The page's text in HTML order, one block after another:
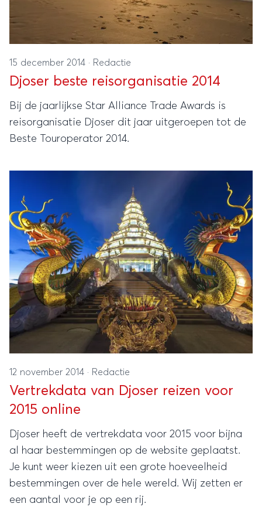
15 december 2014 · Redactie
Djoser beste reisorganisatie 2014
Bij de jaarlijkse Star Alliance Trade Awards is
reisorganisatie Djoser dit jaar uitgeroepen tot de
Beste Touroperator 2014.
12 november 2014 · Redactie
Vertrekdata van Djoser reizen voor
2015 online
Djoser heeft de vertrekdata voor 2015 voor bijna
al haar bestemmingen op de website geplaatst.
Je kunt weer kiezen uit een grote hoeveelheid
bestemmingen over de hele wereld. Wij zetten er
een aantal voor je op een rij.